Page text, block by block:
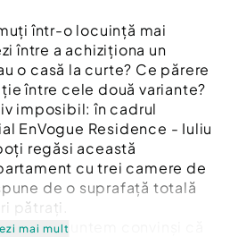
într-o locuință mai
între a achiziționa un
o casă la curte? Ce părere
între cele două variante?
imposibil: în cadrul
EnVogue Residence - Iuliu
regăsi această
cu trei camere de
de o suprafață totală
pătrați.
noștri, suntem convinși că
mai mult